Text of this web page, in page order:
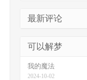
最新评论
可以解梦
我的魔法
2024-10-02